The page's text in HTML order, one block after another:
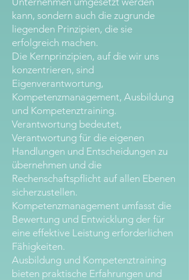
kann, sondern auch die zugrunde
liegenden Prinzipien, die sie
erfolgreich machen.
Die Kernprinzipien, auf die wir uns
konzentrieren, sind
Eigenverantwortung,
Kompetenzmanagement, Ausbildung
und Kompetenztraining.
Verantwortung bedeutet,
Verantwortung für die eigenen
Handlungen und Entscheidungen zu
übernehmen und die
Rechenschaftspflicht auf allen Ebenen
sicherzustellen.
Kompetenzmanagement umfasst die
Bewertung und Entwicklung der für
eine effektive Leistung erforderlichen
Fähigkeiten.
Ausbildung und Kompetenztraining
bieten praktische Erfahrungen und